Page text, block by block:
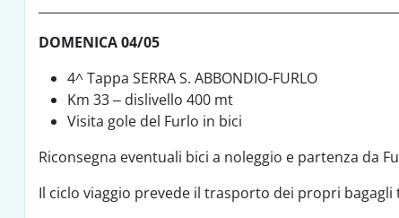
DOMENICA 04/05
4^ Tappa SERRA S. ABBONDIO-FURLO
Km 33 – dislivello 400 mt
Visita gole del Furlo in bici
Riconsegna eventuali bici a noleggio e partenza da
Il ciclo viaggio prevede il trasporto dei propri